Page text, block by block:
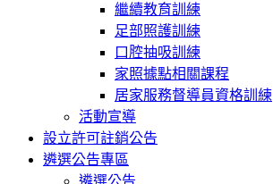
繼續教育訓練
足部照護訓練
口腔抽吸訓練
家照據點相關課程
居家服務督導員資格訓練
活動宣導
設立許可註銷公告
遴選公告專區
遴選公告